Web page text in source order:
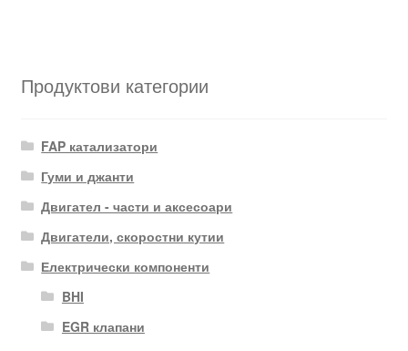
Продуктови категории
FAP катализатори
Гуми и джанти
Двигател - части и аксесоари
Двигатели, скоростни кутии
Електрически компоненти
BHI
EGR клапани